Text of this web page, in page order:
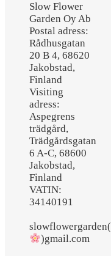
Slow Flower
Garden Oy Ab
Postal adress:
Rådhusgatan
20 B 4, 68620
Jakobstad,
Finland
Visiting
adress:
Aspegrens
trädgård,
Trädgårdsgatan
6 A-C, 68600
Jakobstad,
Finland
VATIN:
34140191
slowflowergarden(
)gmail.com